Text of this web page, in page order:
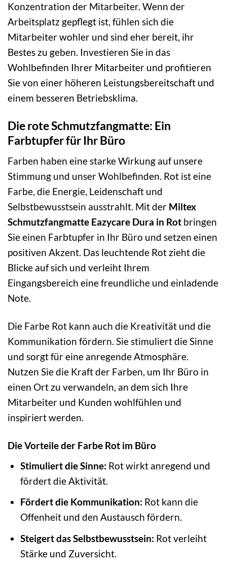
Konzentration der Mitarbeiter. Wenn der
Arbeitsplatz gepflegt ist, fühlen sich die
Mitarbeiter wohler und sind eher bereit, ihr
Bestes zu geben. Investieren Sie in das
Wohlbefinden Ihrer Mitarbeiter und profitieren
Sie von einer höheren Leistungsbereitschaft und
einem besseren Betriebsklima.
Die rote Schmutzfangmatte: Ein
Farbtupfer für Ihr Büro
Farben haben eine starke Wirkung auf unsere
Stimmung und unser Wohlbefinden. Rot ist eine
Farbe, die Energie, Leidenschaft und
Selbstbewusstsein ausstrahlt. Mit der Miltex
Schmutzfangmatte Eazycare Dura in Rot bringen
Sie einen Farbtupfer in Ihr Büro und setzen einen
positiven Akzent. Das leuchtende Rot zieht die
Blicke auf sich und verleiht Ihrem
Eingangsbereich eine freundliche und einladende
Note.
Die Farbe Rot kann auch die Kreativität und die
Kommunikation fördern. Sie stimuliert die Sinne
und sorgt für eine anregende Atmosphäre.
Nutzen Sie die Kraft der Farben, um Ihr Büro in
einen Ort zu verwandeln, an dem sich Ihre
Mitarbeiter und Kunden wohlfühlen und
inspiriert werden.
Die Vorteile der Farbe Rot im Büro
Stimuliert die Sinne: Rot wirkt anregend und
fördert die Aktivität.
Fördert die Kommunikation: Rot kann die
Offenheit und den Austausch fördern.
Steigert das Selbstbewusstsein: Rot verleiht
Stärke und Zuversicht.